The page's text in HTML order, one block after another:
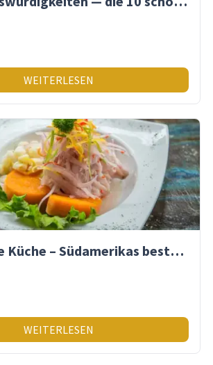
WEITERLESEN
Peruanische Küche – Südamerikas beste Gastronomie
WEITERLESEN